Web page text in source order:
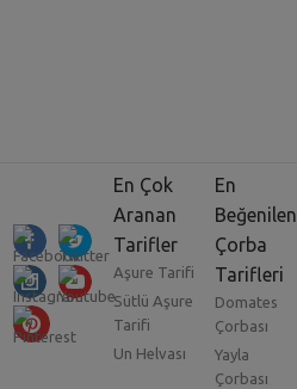
En Çok
Aranan
Tarifler
Aşure Tarifi
Sütlü Aşure
Tarifi
Un Helvası
En
Beğenilen
Çorba
Tarifleri
Domates
Çorbası
Yayla
Çorbası